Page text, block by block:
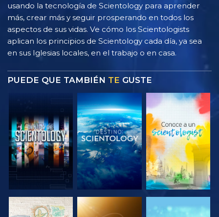
usando la tecnología de Scientology para aprender
más, crear más y seguir prosperando en todos los
aspectos de sus vidas. Ve cómo los Scientologists
aplican los principios de Scientology cada día, ya sea
en sus Iglesias locales, en el trabajo o en casa.
PUEDE QUE TAMBIÉN TE GUSTE